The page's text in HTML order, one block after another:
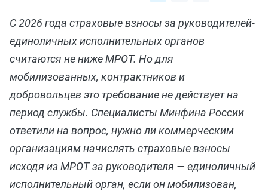
С 2026 года страховые взносы за руководителей-
единоличных исполнительных органов
считаются не ниже МРОТ. Но для
мобилизованных, контрактников и
добровольцев это требование не действует на
период службы. Специалисты Минфина России
ответили на вопрос, нужно ли коммерческим
организациям начислять страховые взносы
исходя из МРОТ за руководителя — единоличный
исполнительный орган, если он мобилизован,